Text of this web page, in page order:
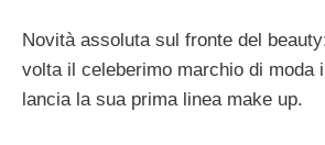
Novità assoluta sul fronte del
volta il celeberimo marchio di moda
lancia la sua prima linea make up.